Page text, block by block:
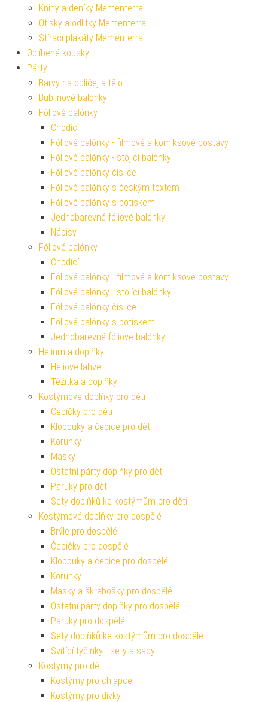
Knihy a deníky Mementerra
Otisky a odlitky Mementerra
Stírací plakáty Mementerra
Oblíbené kousky
Párty
Barvy na obličej a tělo
Bublinové balónky
Fóliové balónky
Chodící
Fóliové balónky - filmové a komiksové postavy
Fóliové balónky - stojící balónky
Fóliové balónky číslice
Fóliové balónky s českým textem
Fóliové balónky s potiskem
Jednobarevné fóliové balónky
Nápisy
Fóliové balónky
Chodící
Fóliové balónky - filmové a komiksové postavy
Fóliové balónky - stojící balónky
Fóliové balónky číslice
Fóliové balónky s potiskem
Jednobarevné fóliové balónky
Helium a doplňky
Heliové lahve
Těžítka a doplňky
Kostýmové doplňky pro děti
Čepičky pro děti
Klobouky a čepice pro děti
Korunky
Masky
Ostatní párty doplňky pro děti
Paruky pro děti
Sety doplňků ke kostýmům pro děti
Kostýmové doplňky pro dospělé
Brýle pro dospělé
Čepičky pro dospělé
Klobouky a čepice pro dospělé
Korunky
Masky a škrabošky pro dospělé
Ostatní párty doplňky pro dospělé
Paruky pro dospělé
Sety doplňků ke kostýmům pro dospělé
Svítící tyčinky - sety a sady
Kostýmy pro děti
Kostýmy pro chlapce
Kostýmy pro dívky